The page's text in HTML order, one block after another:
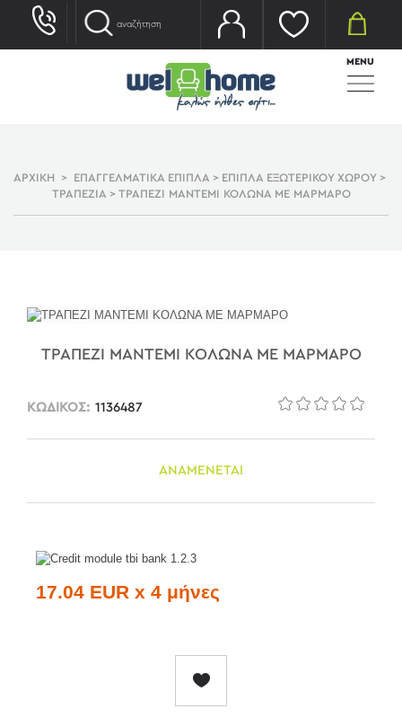
MENU
ΑΡΧΙΚΗ > ΕΠΑΓΓΕΛΜΑΤΙΚΑ ΕΠΙΠΛΑ > ΕΠΙΠΛΑ ΕΞΩΤΕΡΙΚΟΥ ΧΩΡΟΥ >
ΤΡΑΠΕΖΙΑ > ΤΡΑΠΕΖΙ ΜΑΝΤΕΜΙ ΚΟΛΩΝΑ ΜΕ ΜΑΡΜΑΡΟ
ΤΡΑΠΕΖΙ ΜΑΝΤΕΜΙ ΚΟΛΩΝΑ ΜΕ ΜΑΡΜΑΡΟ
ΚΩΔΙΚΟΣ: 1136487
ΑΝΑΜΕΝΕΤΑΙ
17.04 EUR x 4 μήνες